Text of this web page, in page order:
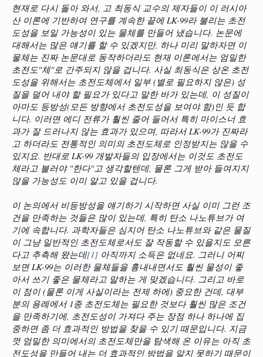
현재로 다시 돌아 와서, 고 최동식 교수의 제자들이 이 러시아
산 이론에 기반하여 연구를 계속한 끝에 LK-99라 불리는 초전
도성을 보일 가능성이 있는 물체를 만들어 냈습니다. 논문에
대해서는 많은 얘기를 할 수 있겠지만, 하나 미리 말하자면 이
물체는 진짜 논문대로 동작하더라도 현재 이론에서는 엄밀한
초전도"체"로 간주되지 않을 겁니다. 사실 최동식은 상온 초전
도성을 위해서는 초전도체에서 일부 (별로 필요하지 않은) 성
질을 덜어 내야 할 필요가 있다고 말한 바가 있는데, 이 성질이
아마도 등방성(모든 방향에서 초전도성을 보여야 함)인 듯 합
니다. 이러면 에디 전류가 훨씬 줄어 들어서 특히 마이스너 효
과가 잘 드러나지 않는 효과가 있으며, 따라서 LK-99가 진짜라
고 하더라도 전통적인 의미의 초전도체로 인정받지는 않을 수
있지요. 반대로 LK-99 개발자들의 입장에서는 이것도 초전도
체라고 불러야 "한다"고 생각할텐데, 물론 그게 받아 들여지지
않을 가능성도 이미 알고 있을 겁니다.
이 논의에서 비등방성을 얘기하기 시작하면 사실 이미 그런 조
건을 만족하는 것들은 많이 있는데, 특히 탄소 나노튜브가 여
기에 속합니다. 과학자들은 심지어 탄소 나노튜브와 같은 물질
이 그냥 일반적인 초전도체로서도 잘 작동할 수 있을지도 모른
다고 추측해 왔는데[1] 아직까지 소득은 없네요. 그러니 어찌
보면 LK-99는 이러한 물체들을 흉내내면서도 훨씬 물성이 좋
아서 쓰기 좋은 물체라고 말하는 게 맞겠습니다. 그리고 바로
이 점이 (물론 이게 사실이라는 전제 하에) 중요한 건데, 대부
분의 용례에서 1종 초전도체는 필요한 것보다 훨씬 많은 조건
을 만족하기에, 초전도성이 가져다 주는 장점 하나 하나에 집
중하면 좀 더 효과적인 방법을 찾을 수 있기 때문입니다. 지금
껏 엄밀한 의미에서의 초전도체만을 탐색해 온 이유는 아직 초
전도성을 만들어 내는 더 효과적인 방법을 알지 못하기 때문이